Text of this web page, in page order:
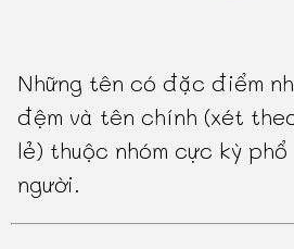
Những tên có đặc điểm
đệm và tên chính (xét
lẻ) thuộc nhóm cực kỳ
người.